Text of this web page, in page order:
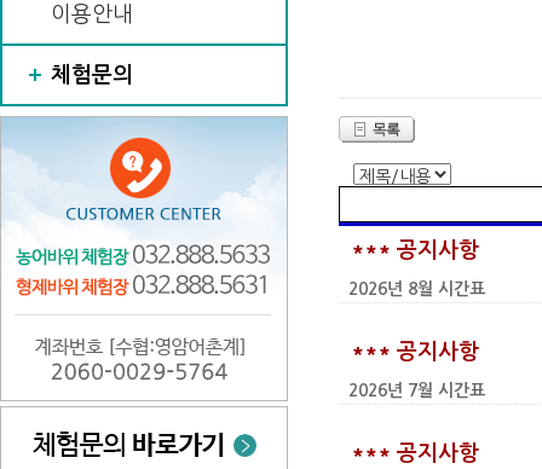
이용안내
체험문의
*** 공지사항
2026년 8월 시간표
*** 공지사항
2026년 7월 시간표
*** 공지사항